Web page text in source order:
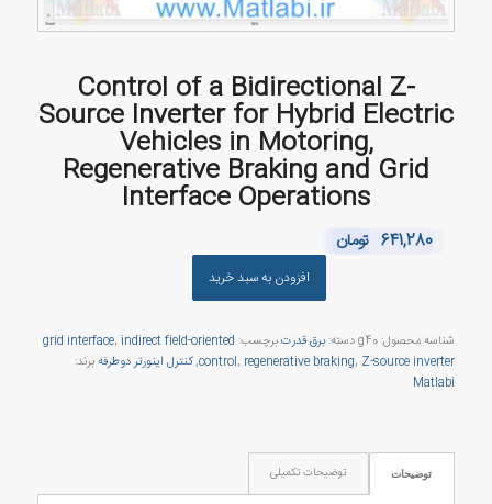
Control of a Bidirectional Z-
Source Inverter for Hybrid Electric
Vehicles in Motoring,
Regenerative Braking and Grid
Interface Operations
641,280 تومان
افزودن به سبد خرید
شناسه محصول: g40دسته: برق قدرتبرچسب: grid interface, indirect field-oriented
control, regenerative braking, Z-source inverter
,کنترل اینورتر دوطرفهبرند:
Matlabi
توضیحات توضیحات تکمیلی